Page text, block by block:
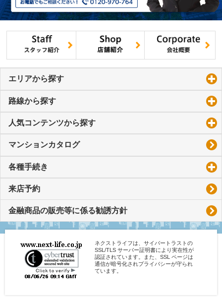
エリアから探す
路線から探す
人気コンテンツから探す
マンションカタログ
各種手続き
来店予約
金融商品の販売等に係る勧誘方針
ネクストライフは、サイバートラストの
SSL/TLS サーバー証明書により実在性が
認証されています。また、SSL ページは
通信が暗号化されプライバシーが守られ
ています。